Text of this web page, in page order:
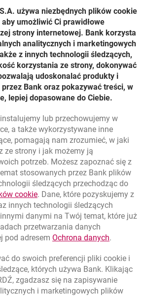
Akademii Nauk "Polska 2000".
Polskiej Akademii Umiejętności.
Migam
lub bankomat otwiera się w nowej karcie
się w nowej karcie
używa niezbędnych plików cookie
umożliwić Ci prawidłowe
strony internetowej. Bank korzysta
analitycznych i marketingowych
z innych technologii śledzących,
korzystania ze strony, dokonywać
udoskonalać produkty i
Bank oraz pokazywać treści, w
lepiej dopasowane do Ciebie.
lub przechowujemy w
a także wykorzystywane inne
pomagają nam zrozumieć, w jaki
ze strony i jak możemy ją
potrzeb. Możesz zapoznać się z
stosowanych przez Bank plików
śledzących przechodząc do
cookielink otwiera się w nowym oknie
. Dane, które pozyskujemy z
innych technologii śledzących
danymi na Twój temat, które już
przetwarzania danych
pod adresem Ochrona danychlink
.
do swoich preferencji pliki cookie i
których używa Bank. Klikając
zgadzasz się na zapisywanie
i marketingowych plików